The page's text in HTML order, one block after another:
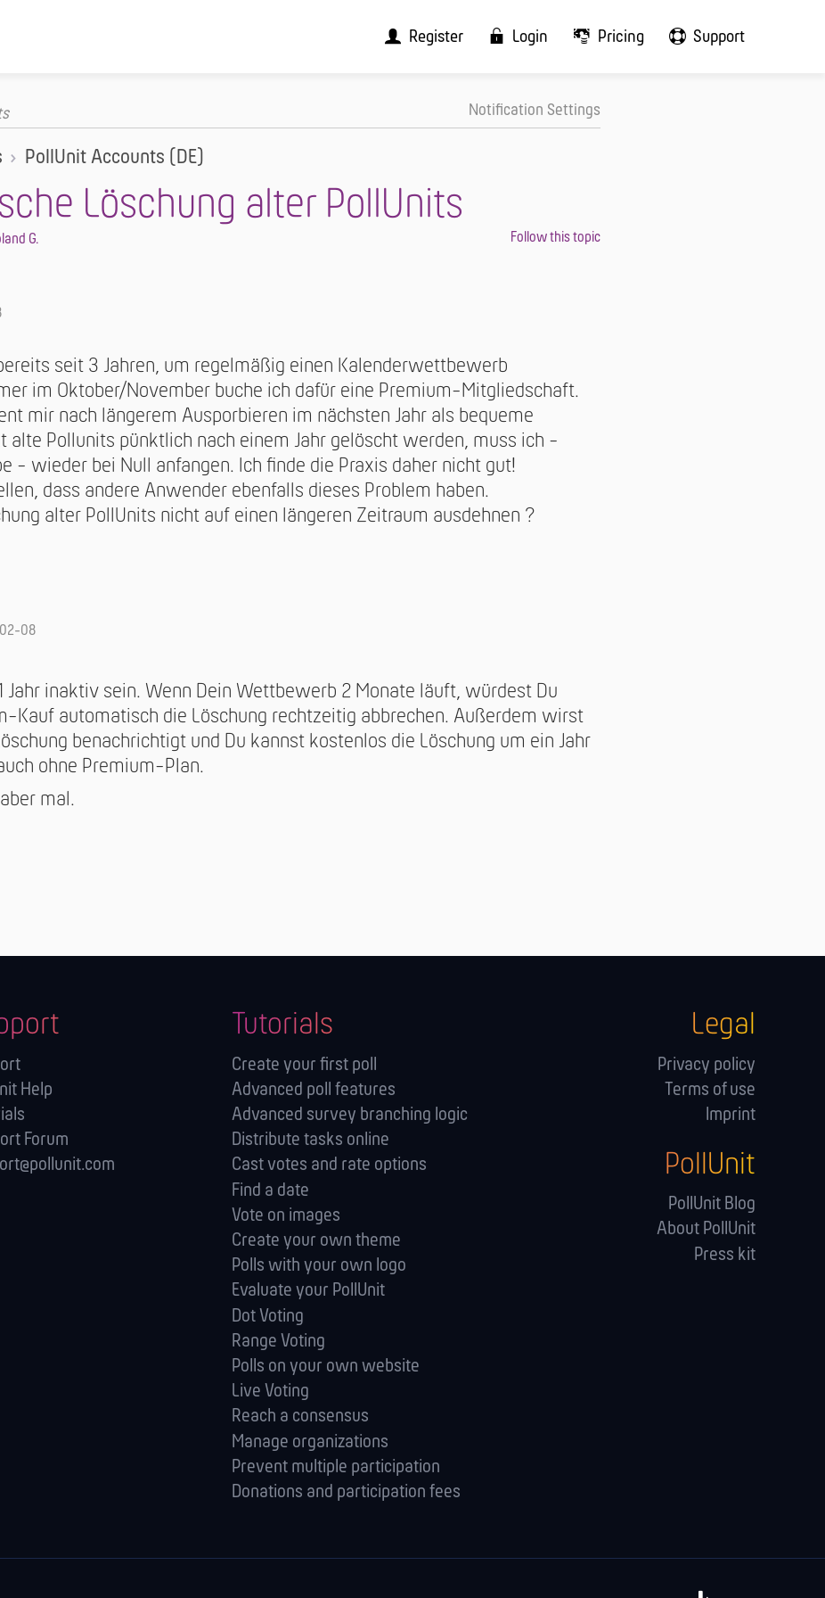
Register Login Pricing Support
Notification Settings
PollUnit Accounts (DE)
Löschung alter PollUnits
G.
seit 3 Jahren, um regelmäßig einen Kalenderwettbewerb
im Oktober/November buche ich dafür eine Premium-Mitgliedschaft.
mir nach längerem Ausporbieren im nächsten Jahr als bequeme
alte Pollunits pünktlich nach einem Jahr gelöscht werden, muss ich -
- wieder bei Null anfangen. Ich finde die Praxis daher nicht gut!
dass andere Anwender ebenfalls dieses Problem haben.
alter PollUnits nicht auf einen längeren Zeitraum ausdehnen ?
08
Jahr inaktiv sein. Wenn Dein Wettbewerb 2 Monate läuft, würdest Du
Kauf automatisch die Löschung rechtzeitig abbrechen. Außerdem wirst
benachrichtigt und Du kannst kostenlos die Löschung um ein Jahr
ohne Premium-Plan.
mal.
Help
Forum
Tutorials
Create your first poll
Advanced poll features
Advanced survey branching logic
Distribute tasks online
Cast votes and rate options
Find a date
Vote on images
Create your own theme
Polls with your own logo
Evaluate your PollUnit
Dot Voting
Range Voting
Polls on your own website
Live Voting
Reach a consensus
Manage orga­nizations
Prevent multiple participation
Donations and participation fees
Legal
Privacy policy
Terms of use
Imprint
PollUnit
PollUnit Blog
About PollUnit
Press kit